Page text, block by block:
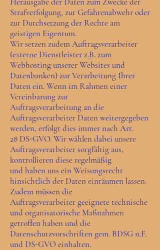
Strafverfolgung, zur Gefahrenabwehr oder
zur Durchsetzung der Rechte am
geistigen Eigentum.
Wir setzen zudem Auftragsverarbeiter
(externe Dienstleister z.B. zum
Webhosting unserer Websites und
Datenbanken) zur Verarbeitung Ihrer
Daten ein. Wenn im Rahmen einer
Vereinbarung zur
Auftragsverarbeitung an die
Auftragsverarbeiter Daten weitergegeben
werden, erfolgt dies immer nach Art.
28 DS-GVO. Wir wählen dabei unsere
Auftragsverarbeiter sorgfältig aus,
kontrollieren diese regelmäßig
und haben uns ein Weisungsrecht
hinsichtlich der Daten einräumen lassen.
Zudem müssen die
Auftragsverarbeiter geeignete technische
und organisatorische Maßnahmen
getroffen haben und die
Datenschutzvorschriften gem. BDSG n.F.
und DS-GVO einhalten.